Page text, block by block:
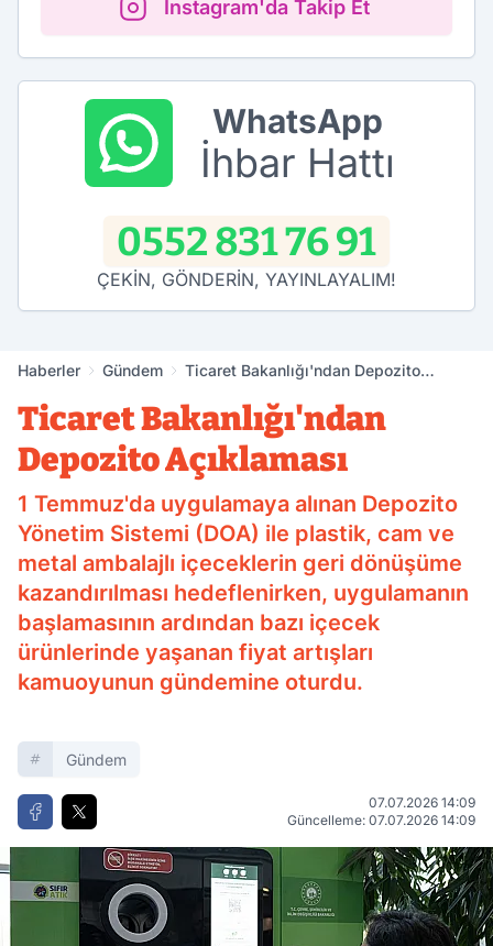
Instagram'da Takip Et
WhatsApp
İhbar Hattı
0552 831 76 91
ÇEKİN, GÖNDERİN, YAYINLAYALIM!
Haberler Gündem
Ticaret Bakanlığı'ndan Depozito
Ticaret Bakanlığı'ndan
Depozito Açıklaması
1 Temmuz'da uygulamaya alınan Depozito
Yönetim Sistemi (DOA) ile plastik, cam ve
metal ambalajlı içeceklerin geri dönüşüme
kazandırılması hedeflenirken, uygulamanın
başlamasının ardından bazı içecek
ürünlerinde yaşanan fiyat artışları
kamuoyunun gündemine oturdu.
Gündem
07.07.2026 14:09
Güncelleme: 07.07.2026 14:09